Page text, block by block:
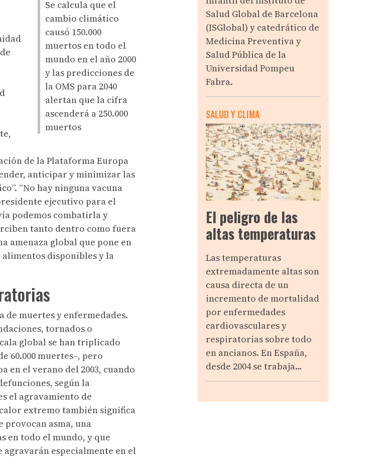
Se calcula que el
cambio climático
causó 150.000
muertos en todo el
mundo en el año 2000
y las predicciones de
la OMS para 2040
alertan que la cifra
ascenderá a 250.000
muertos
de la Plataforma Europa
anticipar y minimizar las
“No hay ninguna vacuna
ejecutivo para el
podemos combatirla y
tanto dentro como fuera
amenaza global que pone en
disponibles y la
muertes y enfermedades.
tornados o
global se han triplicado
60.000 muertes–, pero
en el verano del 2003, cuando
según la
el agravamiento de
extremo también significa
provocan asma, una
en todo el mundo, y que
agravarán especialmente en el
Salud Global de Barcelona
(ISGlobal) y catedrático de
Medicina Preventiva y
Salud Pública de la
Universidad Pompeu
Fabra.
SALUD Y CLIMA
El peligro de las
altas temperaturas
Las temperaturas
extremadamente altas son
causa directa de un
incremento de mortalidad
por enfermedades
cardiovasculares y
respiratorias sobre todo
en ancianos. En España,
desde 2004 se trabaja...